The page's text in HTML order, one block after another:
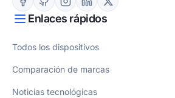
Enlaces rápidos
Todos los dispositivos
Comparación de marcas
Noticias tecnológicas